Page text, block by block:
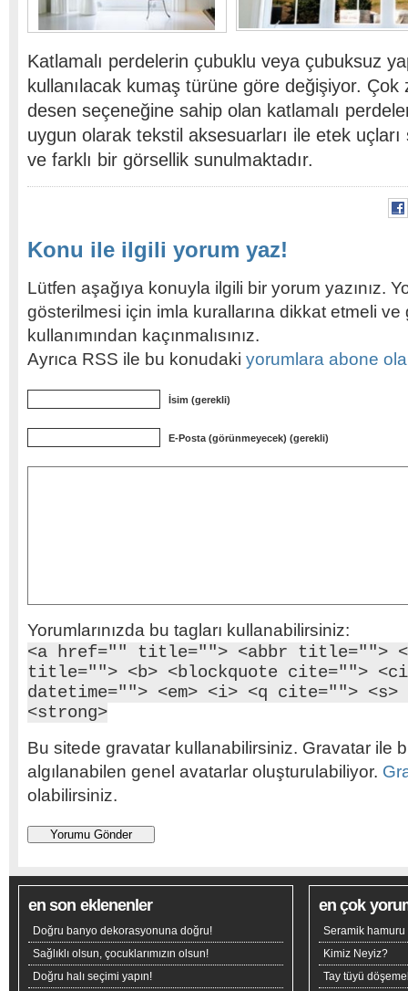
Katlamalı perdelerin çubuklu veya çubuksuz
kullanılacak kumaş türüne göre değişiyor. Çok
desen seçeneğine sahip olan katlamalı
uygun olarak tekstil aksesuarları ile etek
ve farklı bir görsellik sunulmaktadır.
Konu ile ilgili yorum yaz!
Lütfen aşağıya konuyla ilgili bir yorum yazınız.
gösterilmesi için imla kurallarına dikkat etmeli
kullanımından kaçınmalısınız.
Ayrıca RSS ile bu konudaki yorumlara abone
İsim (gerekli)
E-Posta (görünmeyecek) (gerekli)
Yorumlarınızda bu tagları kullanabilirsiniz:
<a href="" title=""> <abbr title="">
title=""> <b> <blockquote cite="">
datetime=""> <em> <i> <q cite="">
<strong>
Bu sitede gravatar kullanabilirsiniz. Gravatar ile
algılanabilen genel avatarlar oluşturulabiliyor.
olabilirsiniz.
en son eklenenler
Doğru banyo dekorasyonuna doğru!
Sağlıklı olsun, çocuklarımızın olsun!
Doğru halı seçimi yapın!
en çok
Seramik hamuru
Kimiz Neyiz?
Tay tüyü